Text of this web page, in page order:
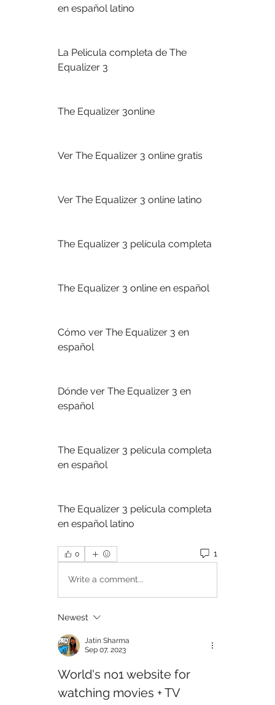
en español latino
La Pelicula completa de The
Equalizer 3
The Equalizer 3online
Ver The Equalizer 3 online gratis
Ver The Equalizer 3 online latino
The Equalizer 3 película completa
The Equalizer 3 online en español
Cómo ver The Equalizer 3 en
español
Dónde ver The Equalizer 3 en
español
The Equalizer 3 película completa
en español
The Equalizer 3 película completa
en español latino
0 1
Write a comment...
Newest
Jatin Sharma
Sep 07, 2023
World's no1 website for
watching movies + TV